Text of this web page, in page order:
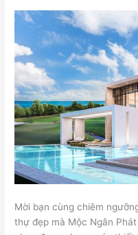
Mời bạn cùng chiêm
thự đẹp mà Mộc Ngân